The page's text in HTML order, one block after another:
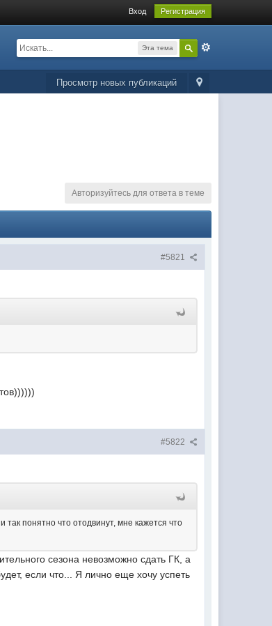
Вход Регистрация
Эта тема
Просмотр новых публикаций
Авторизуйтесь для ответа в теме
#5821
#5822
понятно что отодвинут, мне кажется что
сезона невозможно сдать ГК, а
если что... Я лично еще хочу успеть